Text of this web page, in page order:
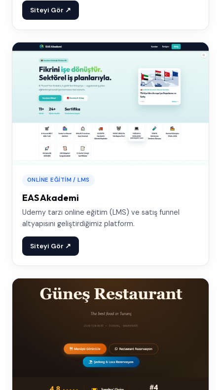
Siteyi Gör ↗
ONLINE EĞITIM / LMS
EAS Akademi
Udemy tarzı online eğitim (LMS) ve satış funnel
altyapısını geliştirdiğimiz platform.
Siteyi Gör ↗